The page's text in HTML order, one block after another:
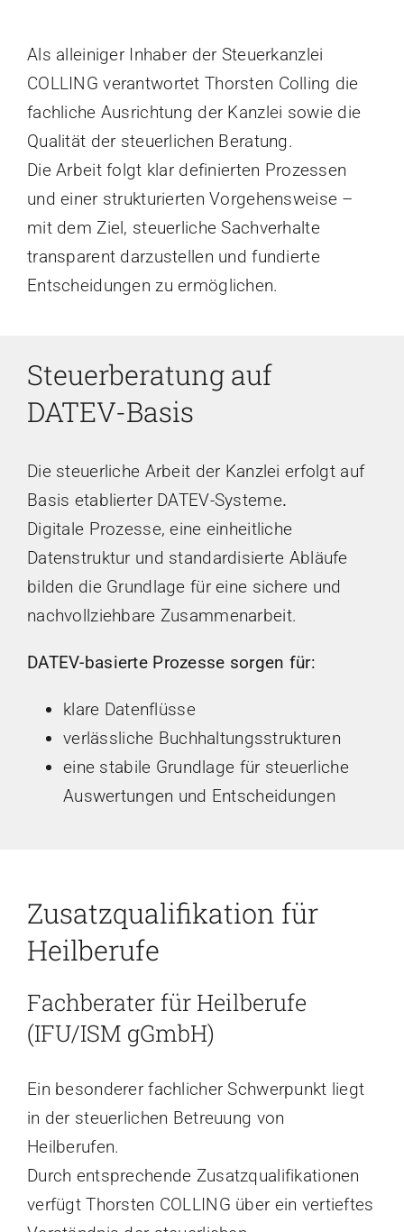
Als alleiniger Inhaber der Steuerkanzlei
COLLING verantwortet Thorsten Colling die
fachliche Ausrichtung der Kanzlei sowie die
Qualität der steuerlichen Beratung.
Die Arbeit folgt klar definierten Prozessen
und einer strukturierten Vorgehensweise –
mit dem Ziel, steuerliche Sachverhalte
transparent darzustellen und fundierte
Entscheidungen zu ermöglichen.
Steuerberatung auf
DATEV-Basis
Die steuerliche Arbeit der Kanzlei erfolgt auf
Basis etablierter DATEV-Systeme.
Digitale Prozesse, eine einheitliche
Datenstruktur und standardisierte Abläufe
bilden die Grundlage für eine sichere und
nachvollziehbare Zusammenarbeit.
DATEV-basierte Prozesse sorgen für:
klare Datenflüsse
verlässliche Buchhaltungsstrukturen
eine stabile Grundlage für steuerliche
Auswertungen und Entscheidungen
Zusatzqualifikation für
Heilberufe
Fachberater für Heilberufe
(IFU/ISM gGmbH)
Ein besonderer fachlicher Schwerpunkt liegt
in der steuerlichen Betreuung von
Heilberufen.
Durch entsprechende Zusatzqualifikationen
verfügt Thorsten COLLING über ein vertieftes